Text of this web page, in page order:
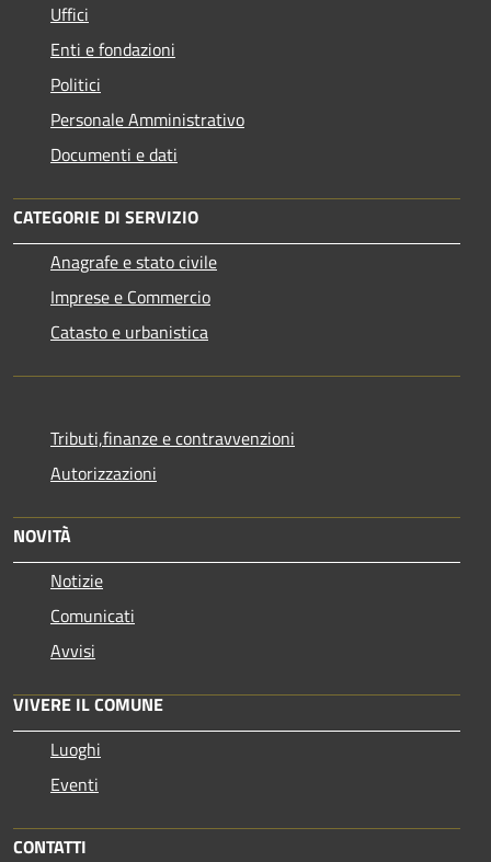
Uffici
Enti e fondazioni
Politici
Personale Amministrativo
Documenti e dati
CATEGORIE DI SERVIZIO
Anagrafe e stato civile
Imprese e Commercio
Catasto e urbanistica
Tributi,finanze e contravvenzioni
Autorizzazioni
NOVITÀ
Notizie
Comunicati
Avvisi
VIVERE IL COMUNE
Luoghi
Eventi
CONTATTI